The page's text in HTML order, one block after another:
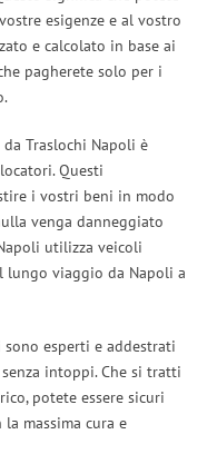
esigenze e al vostro
e calcolato in base ai
pagherete solo per i
Traslochi Napoli è
Questi
i vostri beni in modo
venga danneggiato
utilizza veicoli
lungo viaggio da Napoli a
esperti e addestrati
intoppi. Che si tratti
potete essere sicuri
massima cura e